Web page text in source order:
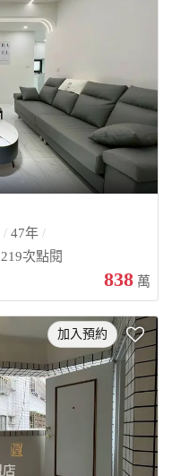
47年
219次點閱
838 萬
加入預約